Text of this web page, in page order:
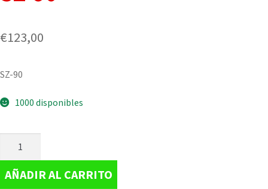
€123,00
SZ-90
1000 disponibles
AÑADIR AL CARRITO